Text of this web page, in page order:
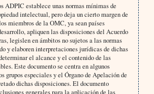
ADPIC establece unas normas mínimas de
intelectual, pero deja un cierto margen de
miembros de la OMC, ya sean países
apliquen las disposiciones del Acuerdo
legislen en ámbitos no sujetos a las normas
y elaboren interpretaciones jurídicas de dichas
el alcance y el contenido de las
Este documento se centra en algunos
grupos especiales y el Órgano de Apelación de
dichas disposiciones. El documento
generales para la aplicación de las